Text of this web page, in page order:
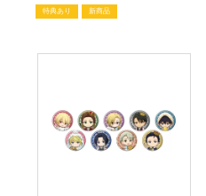
特典あり 新商品